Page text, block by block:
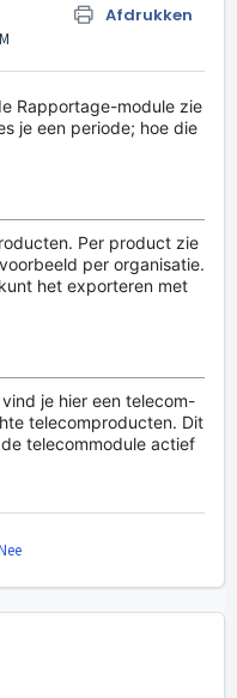
Afdrukken
Rapportage-module zie
je een periode; hoe die
Per product zie
per organisatie.
het exporteren met
je hier een telecom-
telecomproducten. Dit
telecommodule actief